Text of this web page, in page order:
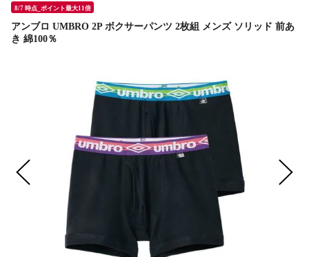
8/7 時点_ポイント最大11倍
アンブロ UMBRO 2P ボクサーパンツ 2枚組 メンズ ソリッド 前あ
き 綿100％